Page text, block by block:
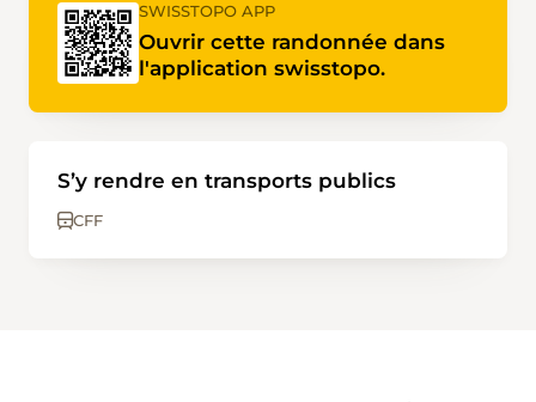
SWISSTOPO APP
Ouvrir cette randonnée dans
l'application swisstopo.
S’y rendre en transports publics
CFF